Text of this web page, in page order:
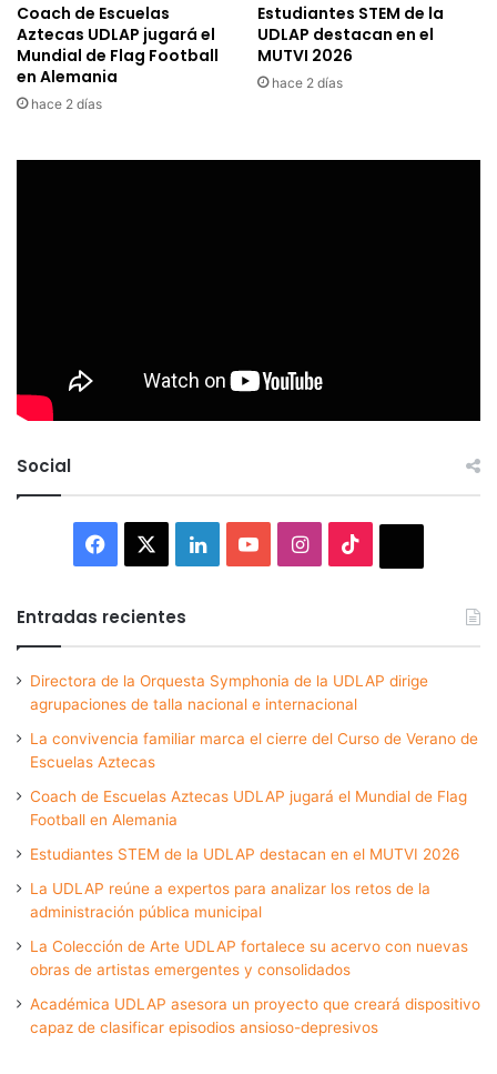
Coach de Escuelas
Aztecas UDLAP jugará el
Mundial de Flag Football
en Alemania
hace 2 días
Estudiantes STEM de la
UDLAP destacan en el
MUTVI 2026
hace 2 días
Social
Facebook LinkedInYouTubeInstagram
Entradas recientes
Directora de la Orquesta Symphonia de la UDLAP dirige
agrupaciones de talla nacional e internacional
La convivencia familiar marca el cierre del Curso de Verano de
Escuelas Aztecas
Coach de Escuelas Aztecas UDLAP jugará el Mundial de Flag
Football en Alemania
Estudiantes STEM de la UDLAP destacan en el MUTVI 2026
La UDLAP reúne a expertos para analizar los retos de la
administración pública municipal
La Colección de Arte UDLAP fortalece su acervo con nuevas
obras de artistas emergentes y consolidados
Académica UDLAP asesora un proyecto que creará dispositivo
capaz de clasificar episodios ansioso-depresivos